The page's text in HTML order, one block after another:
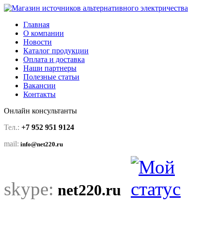
Главная
О компании
Новости
Каталог продукции
Оплата и доставка
Наши партнеры
Полезные статьи
Вакансии
Контакты
Онлайн консультанты
Тел.: +7 952 951 9124
mail: info@net220.ru
skype: net220.ru